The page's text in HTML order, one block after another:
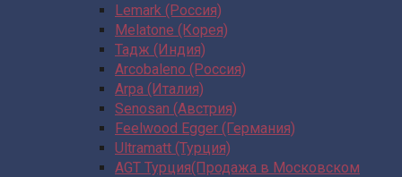
Lemark (Россия)
Melatone (Корея)
Тадж (Индия)
Arcobaleno (Россия)
Arpa (Италия)
Senosan (Австрия)
Feelwood Egger (Германия)
Ultramatt (Турция)
AGT Турция(Продажа в Московском